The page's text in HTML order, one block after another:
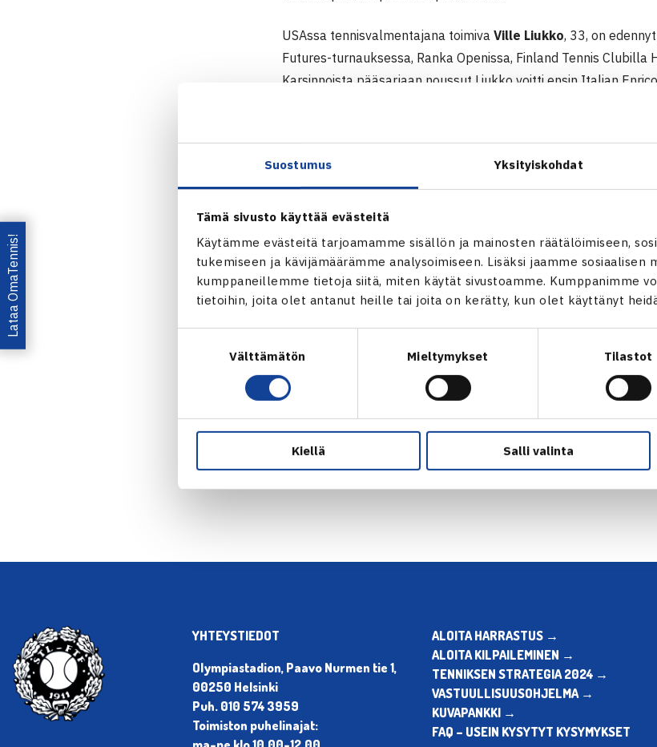
Suostumus Yksityiskohdat
Tämä sivusto käyttää evästeitä
Käytämme evästeitä tarjoamamme sisällön ja mainosten räätälöimiseen,
tukemiseen ja kävijämäärämme analysoimiseen. Lisäksi jaamme sosiaalisen
kumppaneillemme tietoja siitä, miten käytät sivustoamme. Kumppanimme
tietoihin, joita olet antanut heille tai joita on kerätty, kun olet käyttänyt
Välttämätön Mieltymykset Tilastot
Kiellä Salli valinta
USAssa tennisvalmentajana toimiva Ville Liukko, 33, on
Futures-turnauksessa, Ranka Openissa, Finland Tennis Clubilla
Karsinnoista pääsarjaan noussut Liukko voitti ensin Italian
kierroksella viidenneksi sijoitetun Italian Riccardo Ghedinin.
Yksi puolivälieräotteluista käydään suomalaisten kesken.
Lauri Kiiskin
. Nieminen voitti toisella kierroksella karsija
Ensimmäisellä kierroksella Kiiski katkaisi seitsemänneksi
Huurinainen pelaavat parin nelinpelissä ja kohtaavat
Ranka Open
Jaa:
← Edellinen
Lataa OmaTennis!
YHTEYSTIEDOT
Olympiastadion, Paavo Nurmen tie 1,
00250 Helsinki
Puh. 010 574 3959
Toimiston puhelinajat:
ALOITA HARRASTUS →
ALOITA KILPAILEMINEN →
TENNIKSEN STRATEGIA 2024 →
VASTUULLISUUSOHJELMA →
KUVAPANKKI →
FAQ – USEIN KYSYTYT KYSYMYKSET